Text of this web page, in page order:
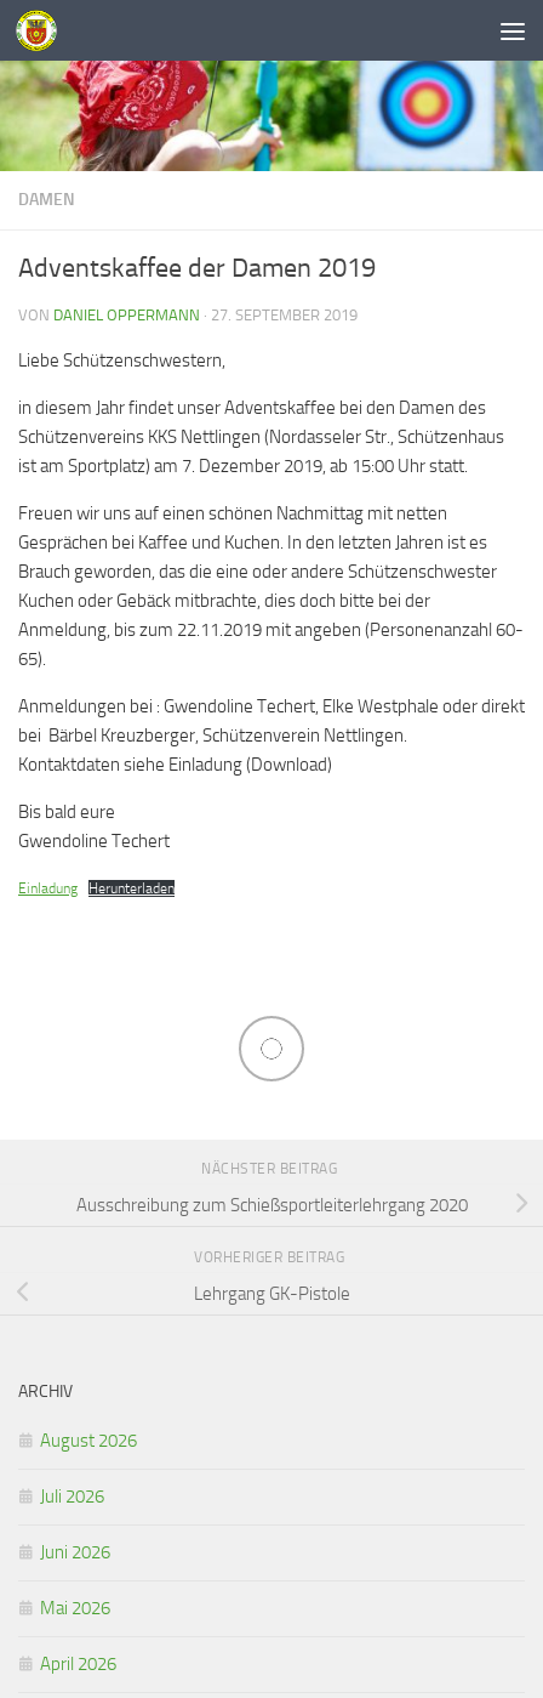
Unter dem Inhalt
DAMEN
Adventskaffee der Damen 2019
VON DANIEL OPPERMANN · 27. SEPTEMBER 2019
Liebe Schützenschwestern,
in diesem Jahr findet unser Adventskaffee bei den Damen des
Schützenvereins KKS Nettlingen (Nordasseler Str., Schützenhaus
ist am Sportplatz) am 7. Dezember 2019, ab 15:00 Uhr statt.
Freuen wir uns auf einen schönen Nachmittag mit netten
Gesprächen bei Kaffee und Kuchen. In den letzten Jahren ist es
Brauch geworden, das die eine oder andere Schützenschwester
Kuchen oder Gebäck mitbrachte, dies doch bitte bei der
Anmeldung, bis zum 22.11.2019 mit angeben (Personenanzahl 60-
65).
Anmeldungen bei : Gwendoline Techert, Elke Westphale oder direkt
bei Bärbel Kreuzberger, Schützenverein Nettlingen.
Kontaktdaten siehe Einladung (Download)
Bis bald eure
Gwendoline Techert
Einladung Herunterladen
NÄCHSTER BEITRAG
Ausschreibung zum Schießsportleiterlehrgang 2020
VORHERIGER BEITRAG
Lehrgang GK-Pistole
ARCHIV
August 2026
Juli 2026
Juni 2026
Mai 2026
April 2026